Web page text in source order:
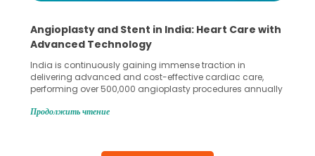
5 Essential Steps for Effective Human Sperm
Collection and Processing Methods
Human sperm collection and processing are critical steps
in advanced reproductive techniques like In Vitro
Fertilization (IVF) and intrauterine insemination (IUI). These
challenges and help couples achieve their dream of
collected, they process the
Продолжить чтение